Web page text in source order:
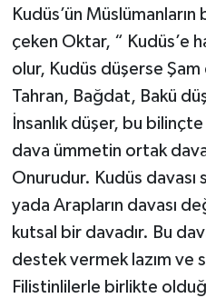
Kudüs’ün
çeken Oktar, “ Kudüs’e
olur, Kudüs düşerse
Tahran, Bağdat, Bakü
İnsanlık düşer, bu
dava ümmetin ortak
Onurudur. Kudüs
yada Arapların davası
kutsal bir davadır. Bu
destek vermek lazım ve
Filistinlilerle birlikte